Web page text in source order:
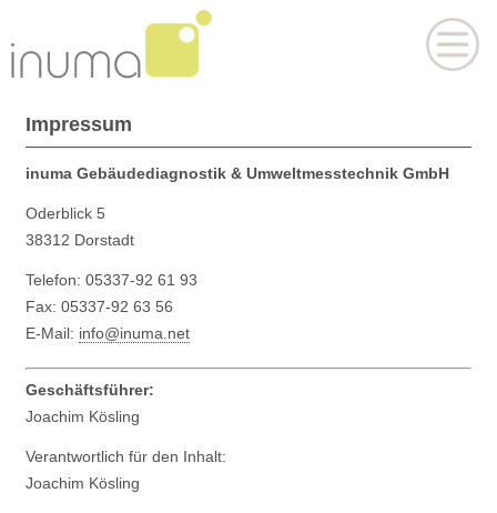
Impressum
inuma Gebäudediagnostik & Umweltmesstechnik GmbH
Oderblick 5
38312 Dorstadt
Telefon: 05337-92 61 93
Fax: 05337-92 63 56
E-Mail: info@inuma.net
Geschäftsführer:
Joachim Kösling
Verantwortlich für den Inhalt:
Joachim Kösling